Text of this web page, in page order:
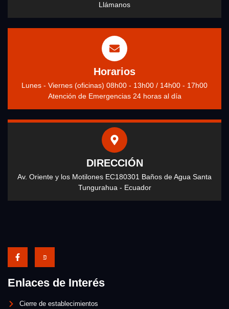
Llámanos
Horarios
Lunes - Viernes (oficinas) 08h00 - 13h00 / 14h00 - 17h00
Atención de Emergencias 24 horas al día
DIRECCIÓN
Av. Oriente y los Motilones EC180301 Baños de Agua Santa
Tungurahua - Ecuador
Enlaces de Interés
Cierre de establecimientos